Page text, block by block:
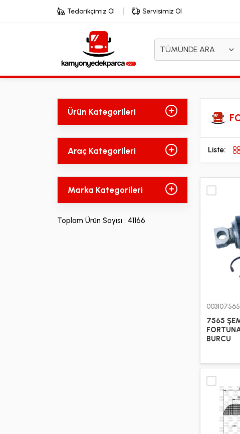
Tedarikçimiz Ol Servisimiz Ol
TÜMÜNDE ARA
Ürün Kategorileri
Araç Kategorileri
Marka Kategorileri
Toplam Ürün Sayısı : 41166
Liste:
003107565
7565
BURCU